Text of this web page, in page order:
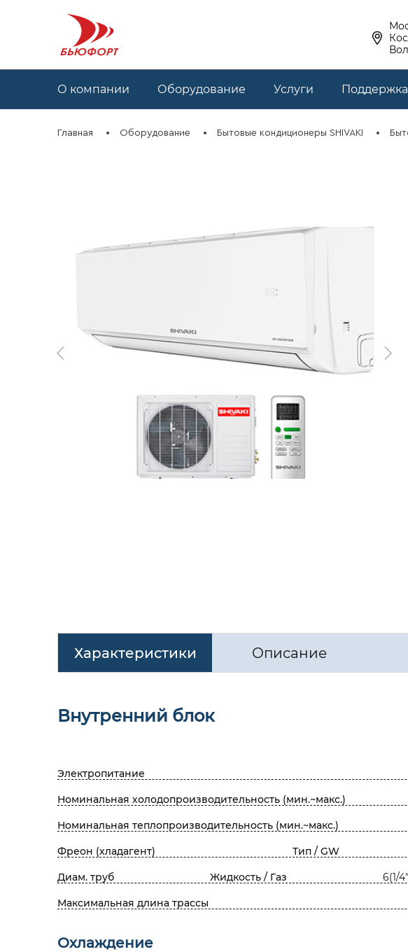
О компании Оборудование Услуги Поддержка
Главная Оборудование Бытовые кондиционеры SHIVAKI
Характеристики Описание
Внутренний блок
Электропитание
Номинальная холодопроизводительность (мин.~макс.)
Номинальная теплопроизводительность (мин.~макс.)
Фреон (хладагент) Тип / GW
Диам. труб Жидкость / Газ 6(1/
Максимальная длина трассы
Охлаждение